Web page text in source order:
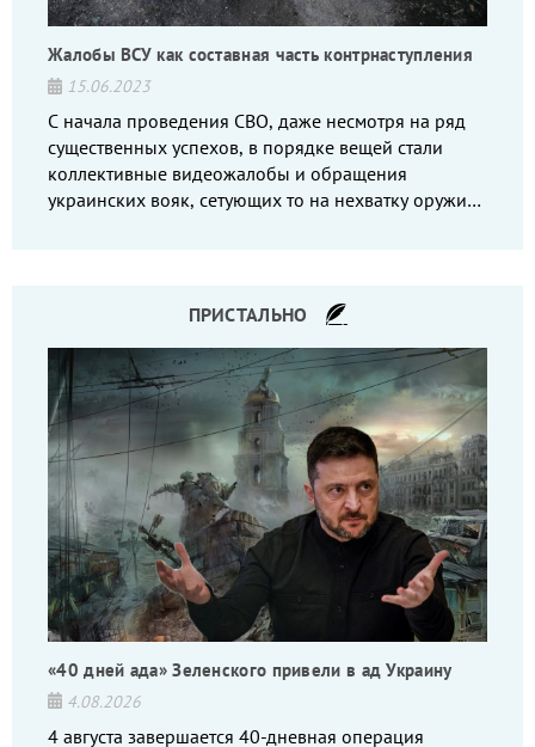
Жалобы ВСУ как составная часть контрнаступления
15.06.2023
С начала проведения СВО, даже несмотря на ряд
существенных успехов, в порядке вещей стали
коллективные видеожалобы и обращения
украинских вояк, сетующих то на нехватку оружия,
ПРИСТАЛЬНО
«40 дней ада» Зеленского привели в ад Украину
4.08.2026
4 августа завершается 40-дневная операция